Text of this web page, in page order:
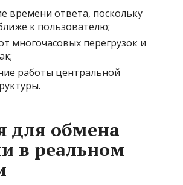
времени ответа, поскольку
к пользователю;
многочасовых перегрузок и
работы центральной
для обмена
в реальном